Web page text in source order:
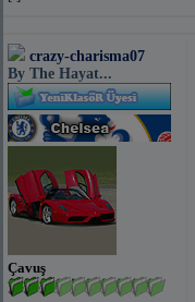
crazy-charisma07
By The Hayat...
Çavuş